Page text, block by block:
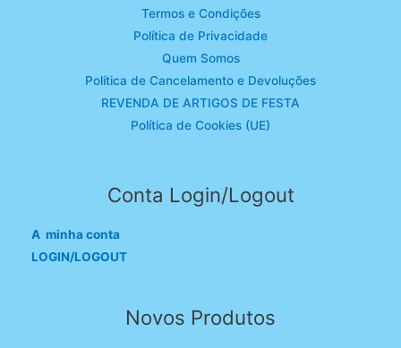
Termos e Condições
Política de Privacidade
Quem Somos
Política de Cancelamento e Devoluções
REVENDA DE ARTIGOS DE FESTA
Política de Cookies (UE)
Conta Login/Logout
A minha conta
LOGIN/LOGOUT
Novos Produtos